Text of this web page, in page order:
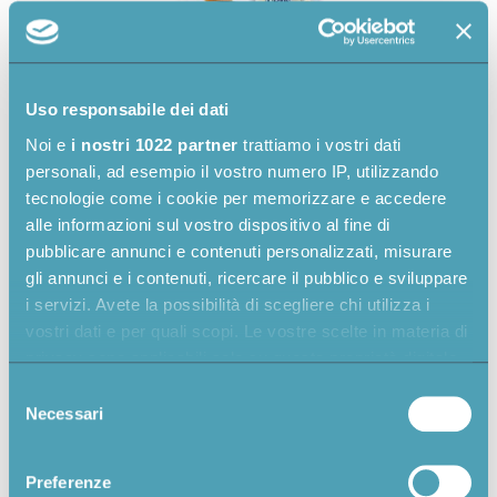
Uso responsabile dei dati
Noi e i nostri 1022 partner trattiamo i vostri dati
personali, ad esempio il vostro numero IP, utilizzando
tecnologie come i cookie per memorizzare e accedere
alle informazioni sul vostro dispositivo al fine di
pubblicare annunci e contenuti personalizzati, misurare
gli annunci e i contenuti, ricercare il pubblico e sviluppare
i servizi. Avete la possibilità di scegliere chi utilizza i
vostri dati e per quali scopi. Le vostre scelte in materia di
privacy sono applicabili solo su questa proprietà digitale
modificare o revocare il proprio consenso in qualsiasi
momento dalla Dichiarazione sui cookie o facendo clic
delNecessari
Preferenze